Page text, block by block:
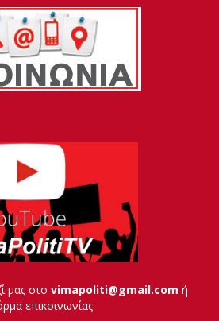
μας στο vimapoliti@gmail.com ή
επικοινωνίας